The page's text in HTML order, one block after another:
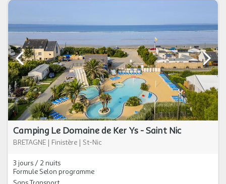
Camping Le Domaine de Ker Ys - Saint Nic
BRETAGNE | Finistère | St-Nic
3 jours / 2 nuits
Formule Selon programme